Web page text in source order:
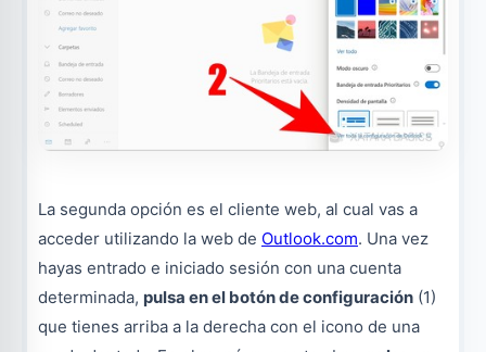
La segunda opción es el cliente web, al cual vas a
acceder utilizando la web de Outlook.com. Una vez
hayas entrado e iniciado sesión con una cuenta
determinada, pulsa en el botón de configuración (1)
que tienes arriba a la derecha con el icono de una